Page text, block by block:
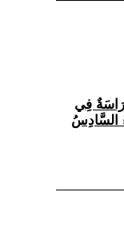
دِرَاسَةٌ فِي
السَّادِسُ